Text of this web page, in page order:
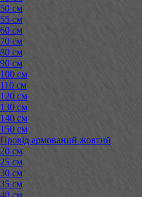
50 см
55 см
60 см
70 см
80 см
90 см
100 см
110 см
120 см
130 см
140 см
150 см
Провід армований жовтий
20 см
25 см
30 см
35 см
40 см